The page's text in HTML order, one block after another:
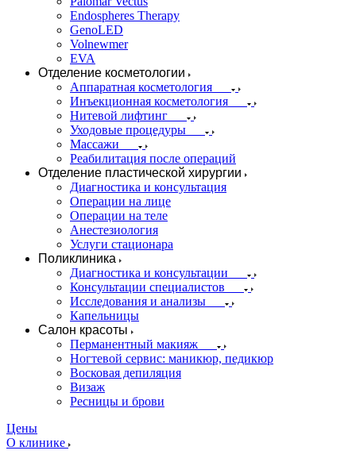
Endospheres Therapy
GenoLED
Volnewmer
EVA
Отделение косметологии
Аппаратная косметология
Инъекционная косметология
Нитевой лифтинг
Уходовые процедуры
Массажи
Реабилитация после операций
Отделение пластической хирургии
Диагностика и консультация
Операции на лице
Операции на теле
Анестезиология
Услуги стационара
Поликлиника
Диагностика и консультации
Консультации специалистов
Исследования и анализы
Капельницы
Салон красоты
Перманентный макияж
Ногтевой сервис: маникюр, педикюр
Восковая депиляция
Визаж
Ресницы и брови
Цены
О клинике